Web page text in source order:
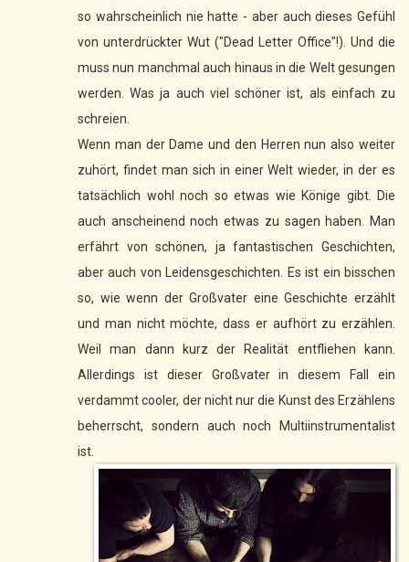
so wahrscheinlich nie hatte - aber auch dieses Gefühl
von unterdrückter Wut ("Dead Letter Office"!). Und die
muss nun manchmal auch hinaus in die Welt gesungen
werden. Was ja auch viel schöner ist, als einfach zu
schreien.
Wenn man der Dame und den Herren nun also weiter
zuhört, findet man sich in einer Welt wieder, in der es
tatsächlich wohl noch so etwas wie Könige gibt. Die
auch anscheinend noch etwas zu sagen haben. Man
erfährt von schönen, ja fantastischen Geschichten,
aber auch von Leidensgeschichten. Es ist ein bisschen
so, wie wenn der Großvater eine Geschichte erzählt
und man nicht möchte, dass er aufhört zu erzählen.
Weil man dann kurz der Realität entfliehen kann.
Allerdings ist dieser Großvater in diesem Fall ein
verdammt cooler, der nicht nur die Kunst des Erzählens
beherrscht, sondern auch noch Multiinstrumentalist
ist.